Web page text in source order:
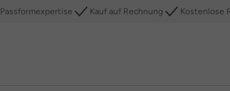
Passformexpertise Kauf auf Rechnung Kostenlose